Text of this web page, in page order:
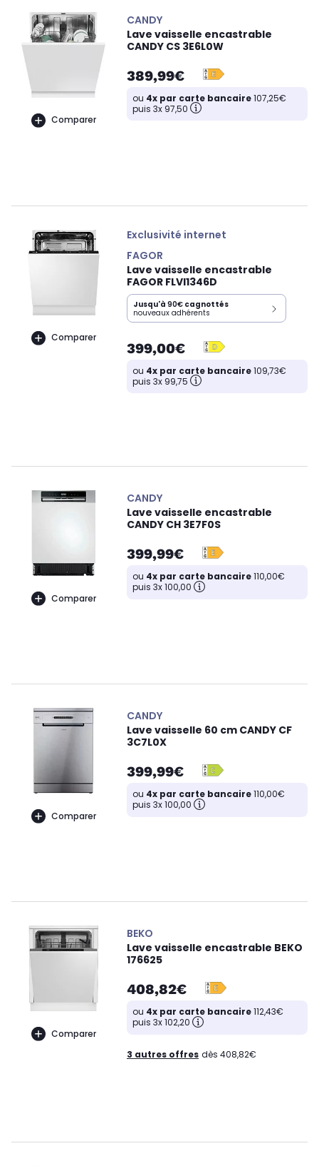
Comparer
CANDY
Lave vaisselle encastrable
CANDY CS 3E6L0W
389,99€
ou 4x par carte bancaire107,25€
puis 3x 97,50
Comparer
Exclusivité internet
FAGOR
Lave vaisselle encastrable
FAGOR FLVI1346D
Jusqu'à 90€ cagnottés
nouveaux adhérents
399,00€
ou 4x par carte bancaire109,73€
puis 3x 99,75
Comparer
CANDY
Lave vaisselle encastrable
CANDY CH 3E7F0S
399,99€
ou 4x par carte bancaire110,00€
puis 3x 100,00
Comparer
CANDY
Lave vaisselle 60 cm CANDY CF
3C7L0X
399,99€
ou 4x par carte bancaire110,00€
puis 3x 100,00
Comparer
BEKO
Lave vaisselle encastrable BEKO
176625
408,82€
ou 4x par carte bancaire112,43€
puis 3x 102,20
3 autres offres dès 408,82€